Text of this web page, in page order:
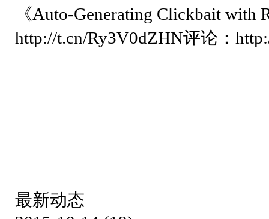
《Auto-Generating Clickbait with
http://t.cn/Ry3V0dZHN评论：
最新动态